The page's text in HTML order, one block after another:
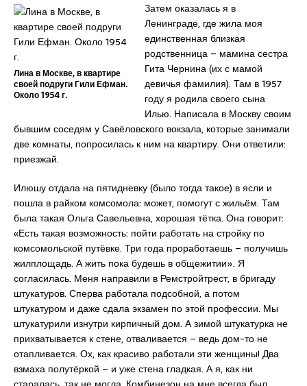
Лина в Москве, в квартире
своей подруги Гили Ефман.
Около 1954 г.
Затем оказалась я в
Ленинграде, где жила моя
единственная близкая
родственница – мамина сестра
Гита Чернина (их с мамой
девичья фамилия). Там в 1957
году я родила своего сына
Илью. Написала в Москву своим
бывшим соседям у Савёловского вокзала, которые занимали
две комнаты, попросилась к ним на квартиру. Они ответили:
приезжай.
Илюшу отдала на пятидневку (было тогда такое) в ясли и
пошла в райком комсомола: может, помогут с жильём. Там
была такая Ольга Савельевна, хорошая тётка. Она говорит:
«Есть такая возможность: пойти работать на стройку по
комсомольской путёвке. Три года проработаешь – получишь
жилплощадь. А жить пока будешь в общежитии». Я
согласилась. Меня направили в Ремстройтрест, в бригаду
штукатуров. Сперва работала подсобной, а потом
штукатуром и даже сдала экзамен по этой профессии. Мы
штукатурили изнутри кирпичный дом. А зимой штукатурка не
прихватывается к стене, отваливается – ведь дом-то не
отапливается. Ох, как красиво работали эти женщины! Два
взмаха полутёркой – и уже стена гладкая. А я, как ни